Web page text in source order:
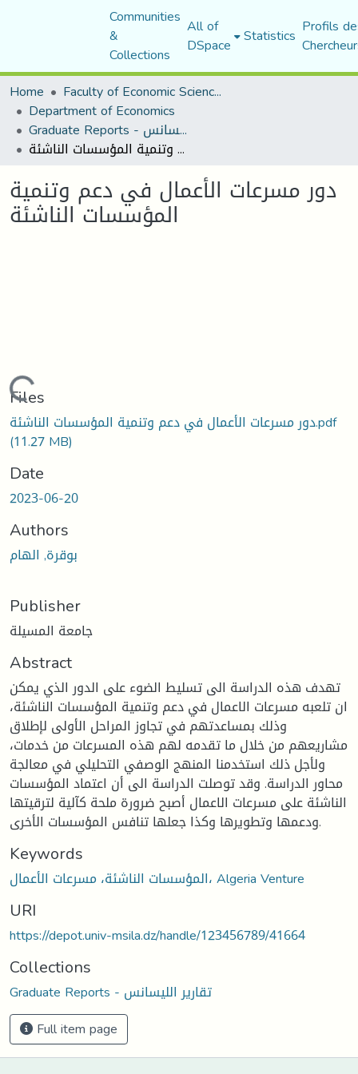
Communities
&
Collections
All of
DSpace Statistics Profils
Home
Faculty of Economic Sciences, Commerce and Management Sciences
Department of Economics
Graduate Reports - تقارير الليسانس
دور مسرعات الأعمال في دعم وتنمية المؤسسات الناشئة
دور مسرعات الأعمال في دعم وتنمية
المؤسسات الناشئة
Loading...
Files
دور مسرعات الأعمال في دعم وتنمية المؤسسات الناشئة.pdf
(11.27 MB)
Date
2023-06-20
Authors
بوقرة, الهام
Publisher
جامعة المسيلة
Abstract
تهدف هذه الدراسة الى تسليط الضوء على الدور الذي يمكن
ان تلعبه مسرعات الاعمال في دعم وتنمية المؤسسات الناشئة،
وذلك بمساعدتهم في تجاوز المراحل الأولى لإطلاق
مشاريعهم من خلال ما تقدمه لهم هذه المسرعات من خدمات،
ولأجل ذلك استخدمنا المنهج الوصفي التحليلي في معالجة
محاور الدراسة. وقد توصلت الدراسة الى أن اعتماد المؤسسات
الناشئة على مسرعات الاعمال أصبح ضرورة ملحة كآلية لترقيتها
ودعمها وتطويرها وكذا جعلها تنافس المؤسسات الأخرى.
Keywords
المؤسسات الناشئة، مسرعات الأعمال، Algeria Venture
URI
https://depot.univ-msila.dz/handle/123456789/41664
Collections
Graduate Reports - تقارير الليسانس
Full item page